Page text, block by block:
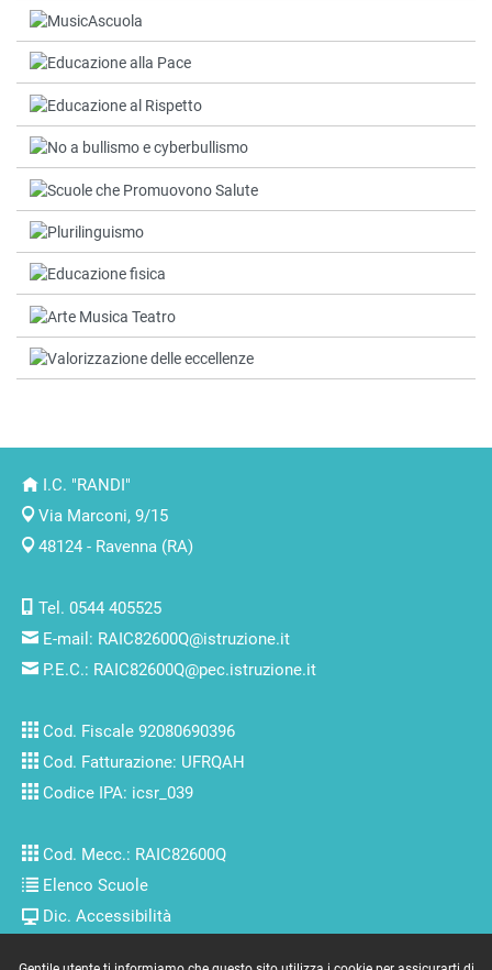
I.C. "RANDI"
Via Marconi, 9/15
48124 - Ravenna (RA)
Tel. 0544 405525
E-mail: RAIC82600Q@istruzione.it
P.E.C.: RAIC82600Q@pec.istruzione.it
Cod. Fiscale 92080690396
Cod. Fatturazione: UFRQAH
Codice IPA: icsr_039
Cod. Mecc.: RAIC82600Q
Elenco Scuole
Dic. Accessibilità